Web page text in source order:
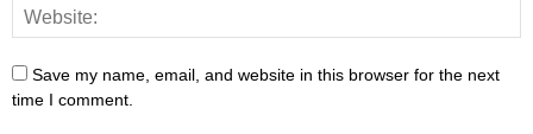
Save my name, email, and website in this browser for the next
time I comment.